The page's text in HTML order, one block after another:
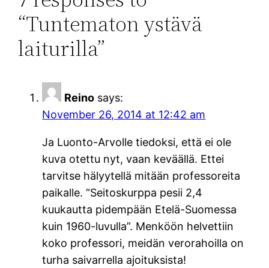
“Tuntematon ystävä
laiturilla”
Reino says:
November 26, 2014 at 12:42 am
Ja Luonto-Arvolle tiedoksi, että ei ole
kuva otettu nyt, vaan keväällä. Ettei
tarvitse hälyytellä mitään professoreita
paikalle. “Seitoskurppa pesii 2,4
kuukautta pidempään Etelä-Suomessa
kuin 1960-luvulla”. Menköön helvettiin
koko professori, meidän verorahoilla on
turha saivarrella ajoituksista!